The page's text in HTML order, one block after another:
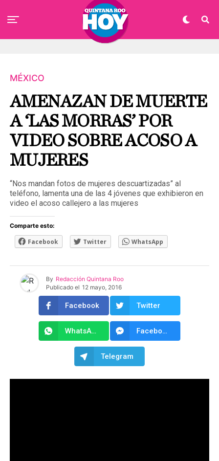
MÉXICO
AMENAZAN DE MUERTE
A ‘LAS MORRAS’ POR
VIDEO SOBRE ACOSO A
MUJERES
“Nos mandan fotos de mujeres descuartizadas” al
teléfono, lamenta una de las 4 jóvenes que exhibieron en
video el acoso callejero a las mujeres
Comparte esto:
Facebook Twitter WhatsApp
By Redacción Quintana Roo
Publicado el 12 mayo, 2016
Facebook Twitter
WhatsApp Facebook Messenger
Telegram